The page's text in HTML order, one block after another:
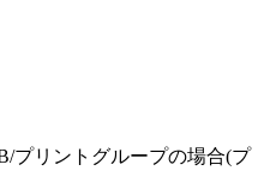
プリントグループの場合(プ